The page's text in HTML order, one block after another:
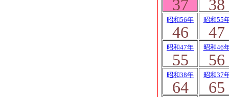
37 38
昭和56年
46
昭和55
47
昭和47年
55
昭和46
56
昭和38年
64
昭和37
65